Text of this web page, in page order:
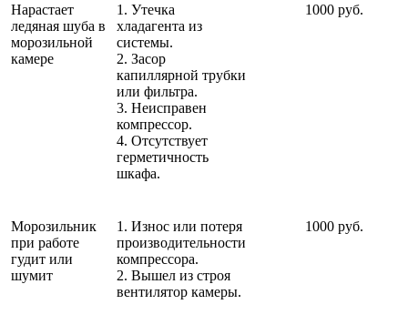
Нарастает
ледяная шуба в
морозильной
камере
1. Утечка
хладагента из
системы.
2. Засор
капиллярной трубки
или фильтра.
3. Неисправен
компрессор.
4. Отсутствует
герметичность
шкафа.
1000 руб.
Морозильник
при работе
гудит или
шумит
1. Износ или потеря
производительности
компрессора.
2. Вышел из строя
вентилятор камеры.
1000 руб.